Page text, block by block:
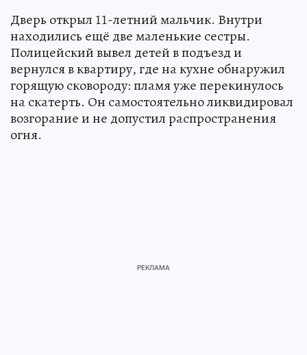
Дверь открыл 11-летний мальчик. Внутри
находились ещё две маленькие сестры.
Полицейский вывел детей в подъезд и
вернулся в квартиру, где на кухне обнаружил
горящую сковороду: пламя уже перекинулось
на скатерть. Он самостоятельно ликвидировал
возгорание и не допустил распространения
огня.